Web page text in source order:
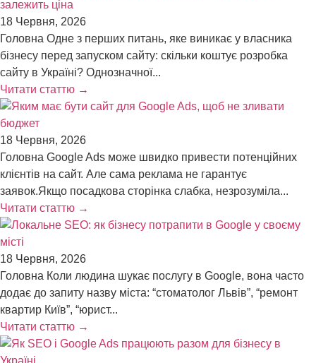
18 Червня, 2026
Головна Одне з перших питань, яке виникає у власника
бізнесу перед запуском сайту: скільки коштує розробка
сайту в Україні? Однозначної...
Читати статтю →
18 Червня, 2026
Головна Google Ads може швидко привести потенційних
клієнтів на сайт. Але сама реклама не гарантує
заявок.Якщо посадкова сторінка слабка, незрозуміла...
Читати статтю →
18 Червня, 2026
Головна Коли людина шукає послугу в Google, вона часто
додає до запиту назву міста: “стоматолог Львів”, “ремонт
квартир Київ”, “юрист...
Читати статтю →